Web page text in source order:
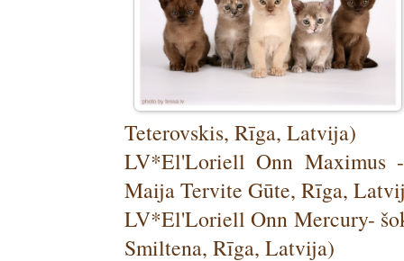
Teterovskis, Rīga, Latvija)
LV*El'Loriell Onn Maximus
Maija Tervite Gūte, Rīga,
LV*El'Loriell Onn Mercury-
Smiltena, Rīga, Latvija)